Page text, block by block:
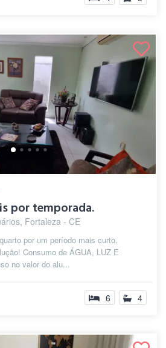
por temporada.
Fortaleza - CE
por um período mais curto,
Consumo de ÁGUA, LUZ E
no valor do alu...
6 4